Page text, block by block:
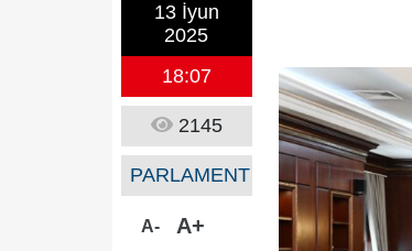
13 İyun
2025
18:07
2145
PARLAMENT
A- A+